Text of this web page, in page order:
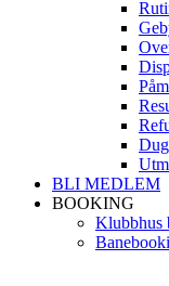
BLI MEDLEM
BOOKING
Klubbhus